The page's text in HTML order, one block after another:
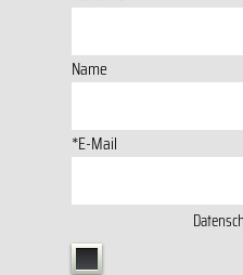
Name
*E-Mail